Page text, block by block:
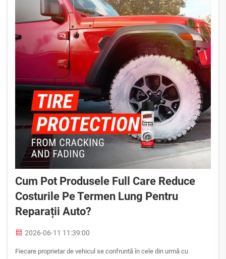
Cum Pot Produsele Full Care Reduce
Costurile Pe Termen Lung Pentru
Reparații Auto?
2026-06-11 11:39:00
Fiecare proprietar de vehicul se confruntă în cele din urmă cu